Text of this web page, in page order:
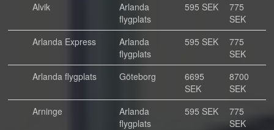
Alvik
Arlanda
flygplats
595 SEK
775
SEK
Arlanda Express
Arlanda
flygplats
595 SEK
775
SEK
Arlanda flygplats
Göteborg
6695
SEK
8700
SEK
Arninge
Arlanda
flygplats
595 SEK
775
SEK